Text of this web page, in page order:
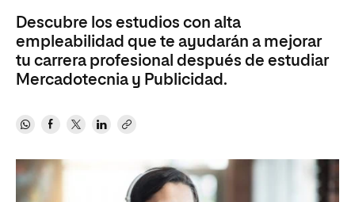
Descubre los estudios con alta
empleabilidad que te ayudarán a mejorar
tu carrera profesional después de estudiar
Mercadotecnia y Publicidad.